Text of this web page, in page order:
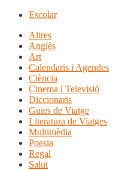
Escolar
Altres
Anglès
Art
Calendaris i Agendes
Ciència
Cinema i Televisió
Diccionaris
Guies de Viatge
Literatura de Viatges
Multimèdia
Poesia
Regal
Salut